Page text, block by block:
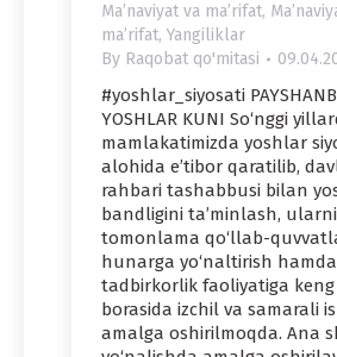
Maʼnaviyat va maʼrifat,
maʼrifat, Yangiliklar
By Raqobat qo'mitasi
#yoshlar_siyosati
YOSHLAR KUNI So‘nggi
mamlakatimizda yoshlar
alohida e’tibor qaratilib,
rahbari tashabbusi bilan
bandligini ta’minlash,
tomonlama qo‘llab-
hunarga yo‘naltirish hamda
tadbirkorlik faoliyatiga
borasida izchil va samarali
amalga oshirilmoqda. Ana